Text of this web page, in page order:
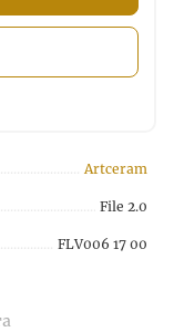
Artceram
File 2.0
FLV006 17 00